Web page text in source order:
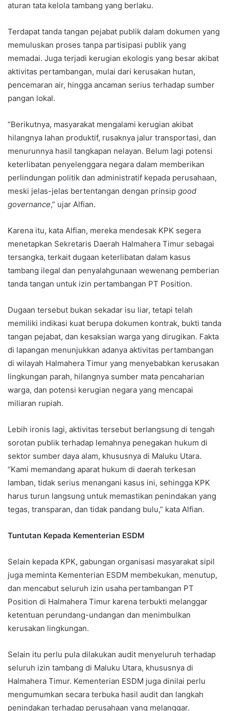
aturan tata kelola tambang yang berlaku.
Terdapat tanda tangan pejabat publik dalam dokumen yang
memuluskan proses tanpa partisipasi publik yang
memadai. Juga terjadi kerugian ekologis yang besar akibat
aktivitas pertambangan, mulai dari kerusakan hutan,
pencemaran air, hingga ancaman serius terhadap sumber
pangan lokal.
“Berikutnya, masyarakat mengalami kerugian akibat
hilangnya lahan produktif, rusaknya jalur transportasi, dan
menurunnya hasil tangkapan nelayan. Belum lagi potensi
keterlibatan penyelenggara negara dalam memberikan
perlindungan politik dan administratif kepada perusahaan,
meski jelas-jelas bertentangan dengan prinsip good
governance,” ujar Alfian.
Karena itu, kata Alfian, mereka mendesak KPK segera
menetapkan Sekretaris Daerah Halmahera Timur sebagai
tersangka, terkait dugaan keterlibatan dalam kasus
tambang ilegal dan penyalahgunaan wewenang pemberian
tanda tangan untuk izin pertambangan PT Position.
Dugaan tersebut bukan sekadar isu liar, tetapi telah
memiliki indikasi kuat berupa dokumen kontrak, bukti tanda
tangan pejabat, dan kesaksian warga yang dirugikan. Fakta
di lapangan menunjukkan adanya aktivitas pertambangan
di wilayah Halmahera Timur yang menyebabkan kerusakan
lingkungan parah, hilangnya sumber mata pencaharian
warga, dan potensi kerugian negara yang mencapai
miliaran rupiah.
Lebih ironis lagi, aktivitas tersebut berlangsung di tengah
sorotan publik terhadap lemahnya penegakan hukum di
sektor sumber daya alam, khususnya di Maluku Utara.
“Kami memandang aparat hukum di daerah terkesan
lamban, tidak serius menangani kasus ini, sehingga KPK
harus turun langsung untuk memastikan penindakan yang
tegas, transparan, dan tidak pandang bulu,” kata Alfian.
Tuntutan Kepada Kementerian ESDM
Selain kepada KPK, gabungan organisasi masyarakat sipil
juga meminta Kementerian ESDM membekukan, menutup,
dan mencabut seluruh izin usaha pertambangan PT
Position di Halmahera Timur karena terbukti melanggar
ketentuan perundang-undangan dan menimbulkan
kerusakan lingkungan.
Selain itu perlu pula dilakukan audit menyeluruh terhadap
seluruh izin tambang di Maluku Utara, khususnya di
Halmahera Timur. Kementerian ESDM juga dinilai perlu
mengumumkan secara terbuka hasil audit dan langkah
penindakan terhadap perusahaan yang melanggar.